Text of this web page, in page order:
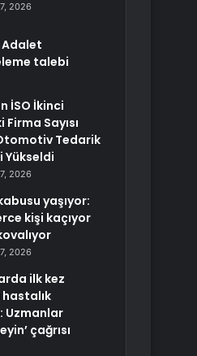
2026
Adalet
talebi
İSO İkinci
Firma Sayısı
Tedarik
Yükseldi
2026
yaşıyor:
kişi kaçıyor
2026
ilk kez
hastalık
Uzmanlar
çağrısı